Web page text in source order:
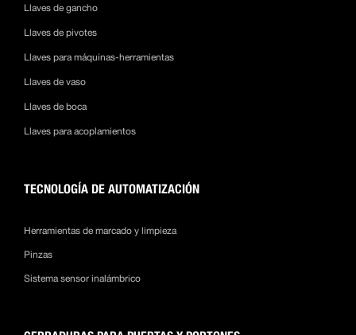
Llaves de gancho
Llaves de pivotes
Llaves para máquinas-herramientas
Llaves de vaso
Llaves de boca
Llaves para acoplamientos
TECNOLOGÍA DE AUTOMATIZACIÓN
Herramientas de marcado y limpieza
Pinzas
Sistema sensor inalámbrico